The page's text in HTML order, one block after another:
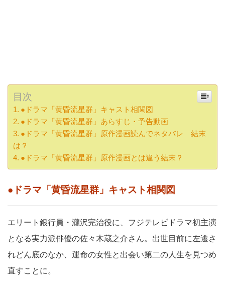
目次
●ドラマ「黄昏流星群」キャスト相関図
●ドラマ「黄昏流星群」あらすじ・予告動画
●ドラマ「黄昏流星群」原作漫画読んでネタバレ 結末
は？
●ドラマ「黄昏流星群」原作漫画とは違う結末？
●ドラマ「黄昏流星群」キャスト相関図
エリート銀行員・瀧沢完治役に、フジテレビドラマ初主演
となる実力派俳優の佐々木蔵之介さん。出世目前に左遷さ
れどん底のなか、運命の女性と出会い第二の人生を見つめ
直すことに。